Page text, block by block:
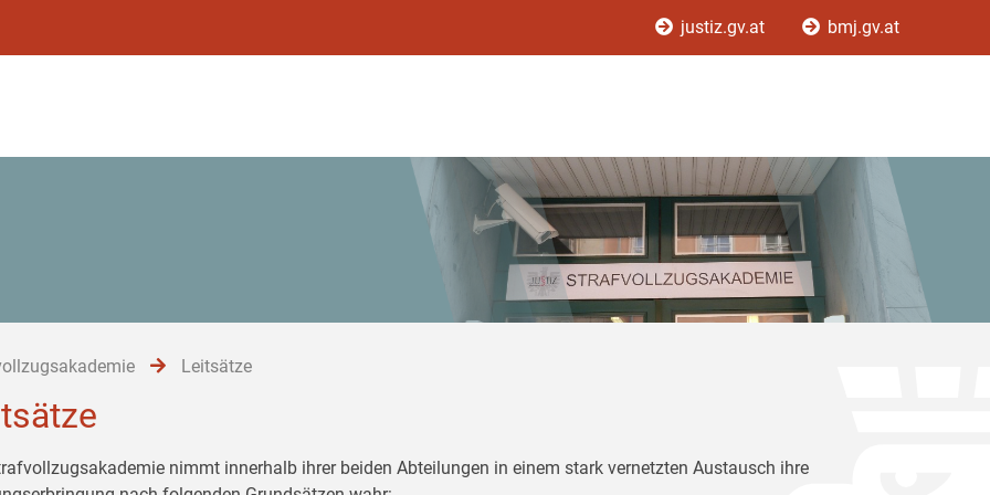
justiz.gv.at bmj.gv.at
Leitsätze
nimmt innerhalb ihrer beiden Abteilungen in einem stark vernetzten Austausch ihre